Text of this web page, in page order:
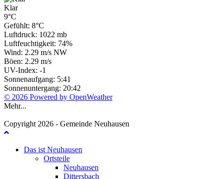
Klar
9°C
Gefühlt: 8°C
Luftdruck: 1022 mb
Luftfeuchtigkeit: 74%
Wind: 2.29 m/s NW
Böen: 2.29 m/s
UV-Index: -1
Sonnenaufgang: 5:41
Sonnenuntergang: 20:42
© 2026 Powered by OpenWeather
Mehr...
Copyright 2026 - Gemeinde Neuhausen
Das ist Neuhausen
Ortsteile
Neuhausen
Dittersbach